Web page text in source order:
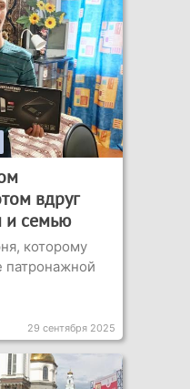
вдруг
и семью
которому
патронажной
29 сентября 2025